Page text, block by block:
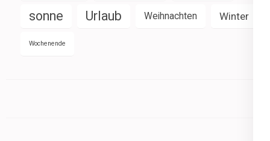
sonne Urlaub Weihnachten Winter
Wochenende